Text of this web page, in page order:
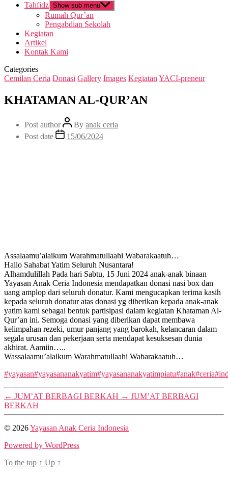
Tahfidz Show sub menu
Rumah Qur’an
Pengabdian Sekolah
Kegiatan
Artikel
Kontak Kami
Categories
Cemilan Ceria Donasi Gallery Images Kegiatan YACI-preneur
KHATAMAN AL-QUR’AN
Post author By anak ceria
Post date
15/06/2024
Assalaamu’alaikum Warahmatullaahi Wabarakaatuh…
Hallo Sahabat Yatim Seluruh Nusantara!
Alhamdulillah Pada hari Sabtu, 15 Juni 2024 anak-anak binaan
Yayasan Anak Ceria Indonesia mendapatkan donasi nasi box dan
uang amplop dari seluruh donatur. Kami mengucapkan terima kasih
kepada seluruh donatur atas donasi yg diberikan kepada anak-anak
yatim kami sebagai bentuk partisipasi dalam kegiatan Khataman Al-
Qur’an ini. Semoga donasi yang diberikan dapat membawa
kelimpahan rezeki, umur panjang yang barokah, kelancaran dalam
segala urusan dan pekerjaan serta mendapat kesuksesan dunia
akhirat. Aamiin…..
Wassalaamu’alaikum Warahmatullaahi Wabarakaatuh…
#yayasan#yayasananakyatim#yayasananakyatimpiatu#anak#ceria
← JUM’AT BERBAGI BERKAH → JUM’AT BERBAGI
BERKAH
© 2026Yayasan Anak Ceria Indonesia
Powered by WordPress
To the top ↑ Up ↑